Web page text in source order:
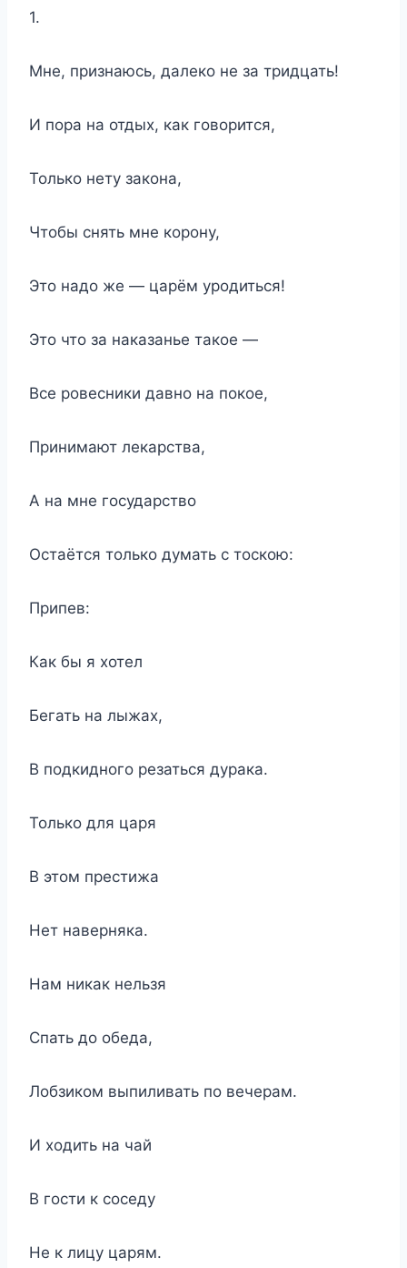
1.
Мне, признаюсь, далеко не за тридцать!
И пора на отдых, как говорится,
Только нету закона,
Чтобы снять мне корону,
Это надо же — царём уродиться!
Это что за наказанье такое —
Все ровесники давно на покое,
Принимают лекарства,
А на мне государство
Остаётся только думать с тоскою:
Припев:
Как бы я хотел
Бегать на лыжах,
В подкидного резаться дурака.
Только для царя
В этом престижа
Нет наверняка.
Нам никак нельзя
Спать до обеда,
Лобзиком выпиливать по вечерам.
И ходить на чай
В гости к соседу
Не к лицу царям.